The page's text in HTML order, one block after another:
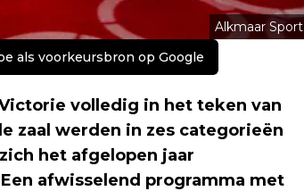
Alkmaar Sport
als voorkeursbron op Google
volledig in het teken van
zaal werden in zes categorieën
het afgelopen jaar
afwisselend programma met